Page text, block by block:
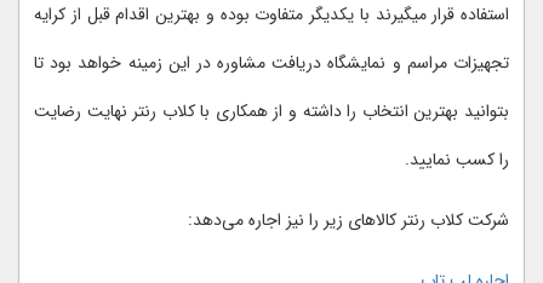
استفاده قرار میگیرند با یکدیگر متفاوت بوده و بهترین اقدام قبل از کرایه
تجهیزات مراسم و نمایشگاه دریافت مشاوره در این زمینه خواهد بود تا
بتوانید بهترین انتخاب را داشته و از همکاری با کلاب رنتر نهایت رضایت
را کسب نمایید.
شرکت کلاب رنتر کالاهای زیر را نیز اجاره می‌دهد: